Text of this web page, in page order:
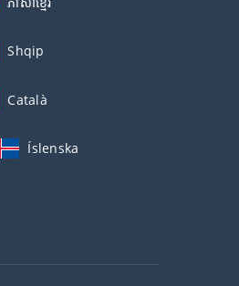
Shqip
Català
Íslenska